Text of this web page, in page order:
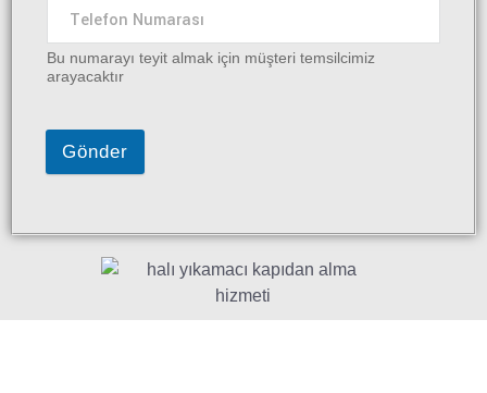
Bu numarayı teyit almak için müşteri temsilcimiz
arayacaktır
Gönder